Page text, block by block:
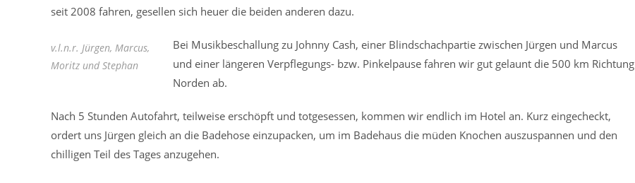
seit 2008 fahren, gesellen sich heuer die beiden anderen dazu.
v.l.n.r. Jürgen, Marcus,
Moritz und Stephan
Bei Musikbeschallung zu Johnny Cash, einer Blindschachpartie zwischen Jürgen und Marcus
und einer längeren Verpflegungs- bzw. Pinkelpause fahren wir gut gelaunt die 500 km Richtung
Norden ab.
Nach 5 Stunden Autofahrt, teilweise erschöpft und totgesessen, kommen wir endlich im Hotel an. Kurz eingecheckt,
ordert uns Jürgen gleich an die Badehose einzupacken, um im Badehaus die müden Knochen auszuspannen und den
chilligen Teil des Tages anzugehen.